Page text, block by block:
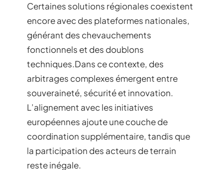
Certaines solutions régionales coexistent
encore avec des plateformes nationales,
générant des chevauchements
fonctionnels et des doublons
techniques.Dans ce contexte, des
arbitrages complexes émergent entre
souveraineté, sécurité et innovation.
L’alignement avec les initiatives
européennes ajoute une couche de
coordination supplémentaire, tandis que
la participation des acteurs de terrain
reste inégale.